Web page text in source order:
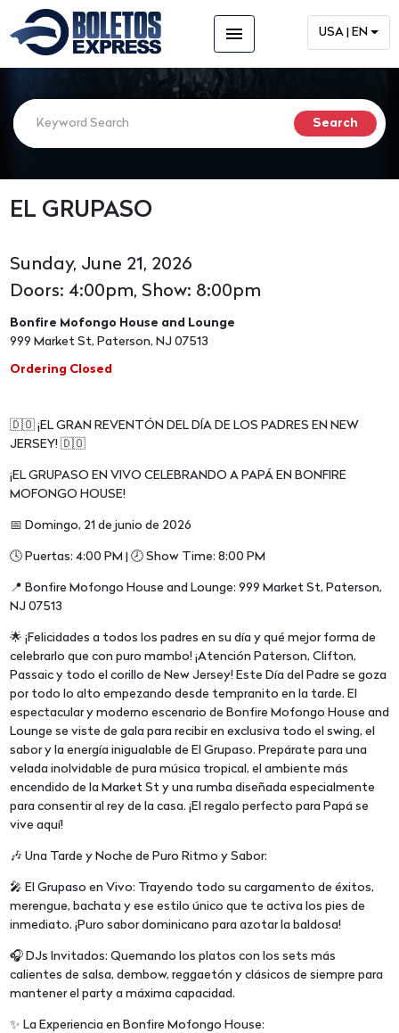
menu USA | EN
EL GRUPASO
Sunday, June 21, 2026
Doors: 4:00pm, Show: 8:00pm
Bonfire Mofongo House and Lounge
999 Market St, Paterson, NJ 07513
Ordering Closed
🇩🇴 ¡EL GRAN REVENTÓN DEL DÍA DE LOS PADRES EN NEW
JERSEY! 🇩🇴
¡EL GRUPASO EN VIVO CELEBRANDO A PAPÁ EN BONFIRE
MOFONGO HOUSE!
📅 Domingo, 21 de junio de 2026
🕓 Puertas: 4:00 PM | 🕗 Show Time: 8:00 PM
📍 Bonfire Mofongo House and Lounge: 999 Market St, Paterson,
NJ 07513
🌟 ¡Felicidades a todos los padres en su día y qué mejor forma de
celebrarlo que con puro mambo! ¡Atención Paterson, Clifton,
Passaic y todo el corillo de New Jersey! Este Día del Padre se goza
por todo lo alto empezando desde tempranito en la tarde. El
espectacular y moderno escenario de Bonfire Mofongo House and
Lounge se viste de gala para recibir en exclusiva todo el swing, el
sabor y la energía inigualable de El Grupaso. Prepárate para una
velada inolvidable de pura música tropical, el ambiente más
encendido de la Market St y una rumba diseñada especialmente
para consentir al rey de la casa. ¡El regalo perfecto para Papá se
vive aquí!
🎶 Una Tarde y Noche de Puro Ritmo y Sabor:
🎤 El Grupaso en Vivo: Trayendo todo su cargamento de éxitos,
merengue, bachata y ese estilo único que te activa los pies de
inmediato. ¡Puro sabor dominicano para azotar la baldosa!
🎧 DJs Invitados: Quemando los platos con los sets más
calientes de salsa, dembow, reggaetón y clásicos de siempre para
mantener el party a máxima capacidad.
✨ La Experiencia en Bonfire Mofongo House: